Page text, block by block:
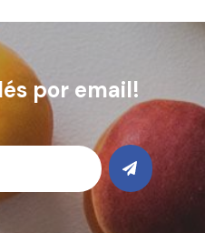
por email!